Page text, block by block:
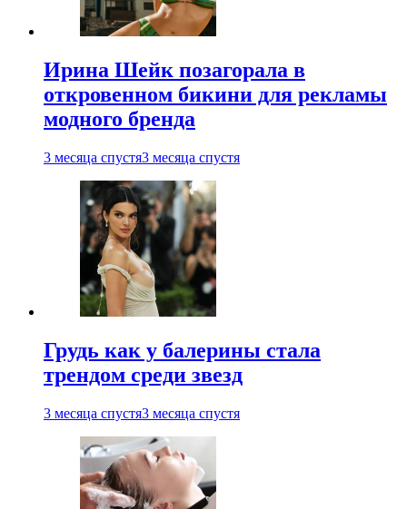
Ирина Шейк позагорала в
откровенном бикини для рекламы
модного бренда
3 месяца спустя3 месяца спустя
Грудь как у балерины стала
трендом среди звезд
3 месяца спустя3 месяца спустя